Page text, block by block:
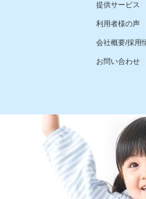
提供サービス
利用者様の声
会社概要/採用
お問い合わせ